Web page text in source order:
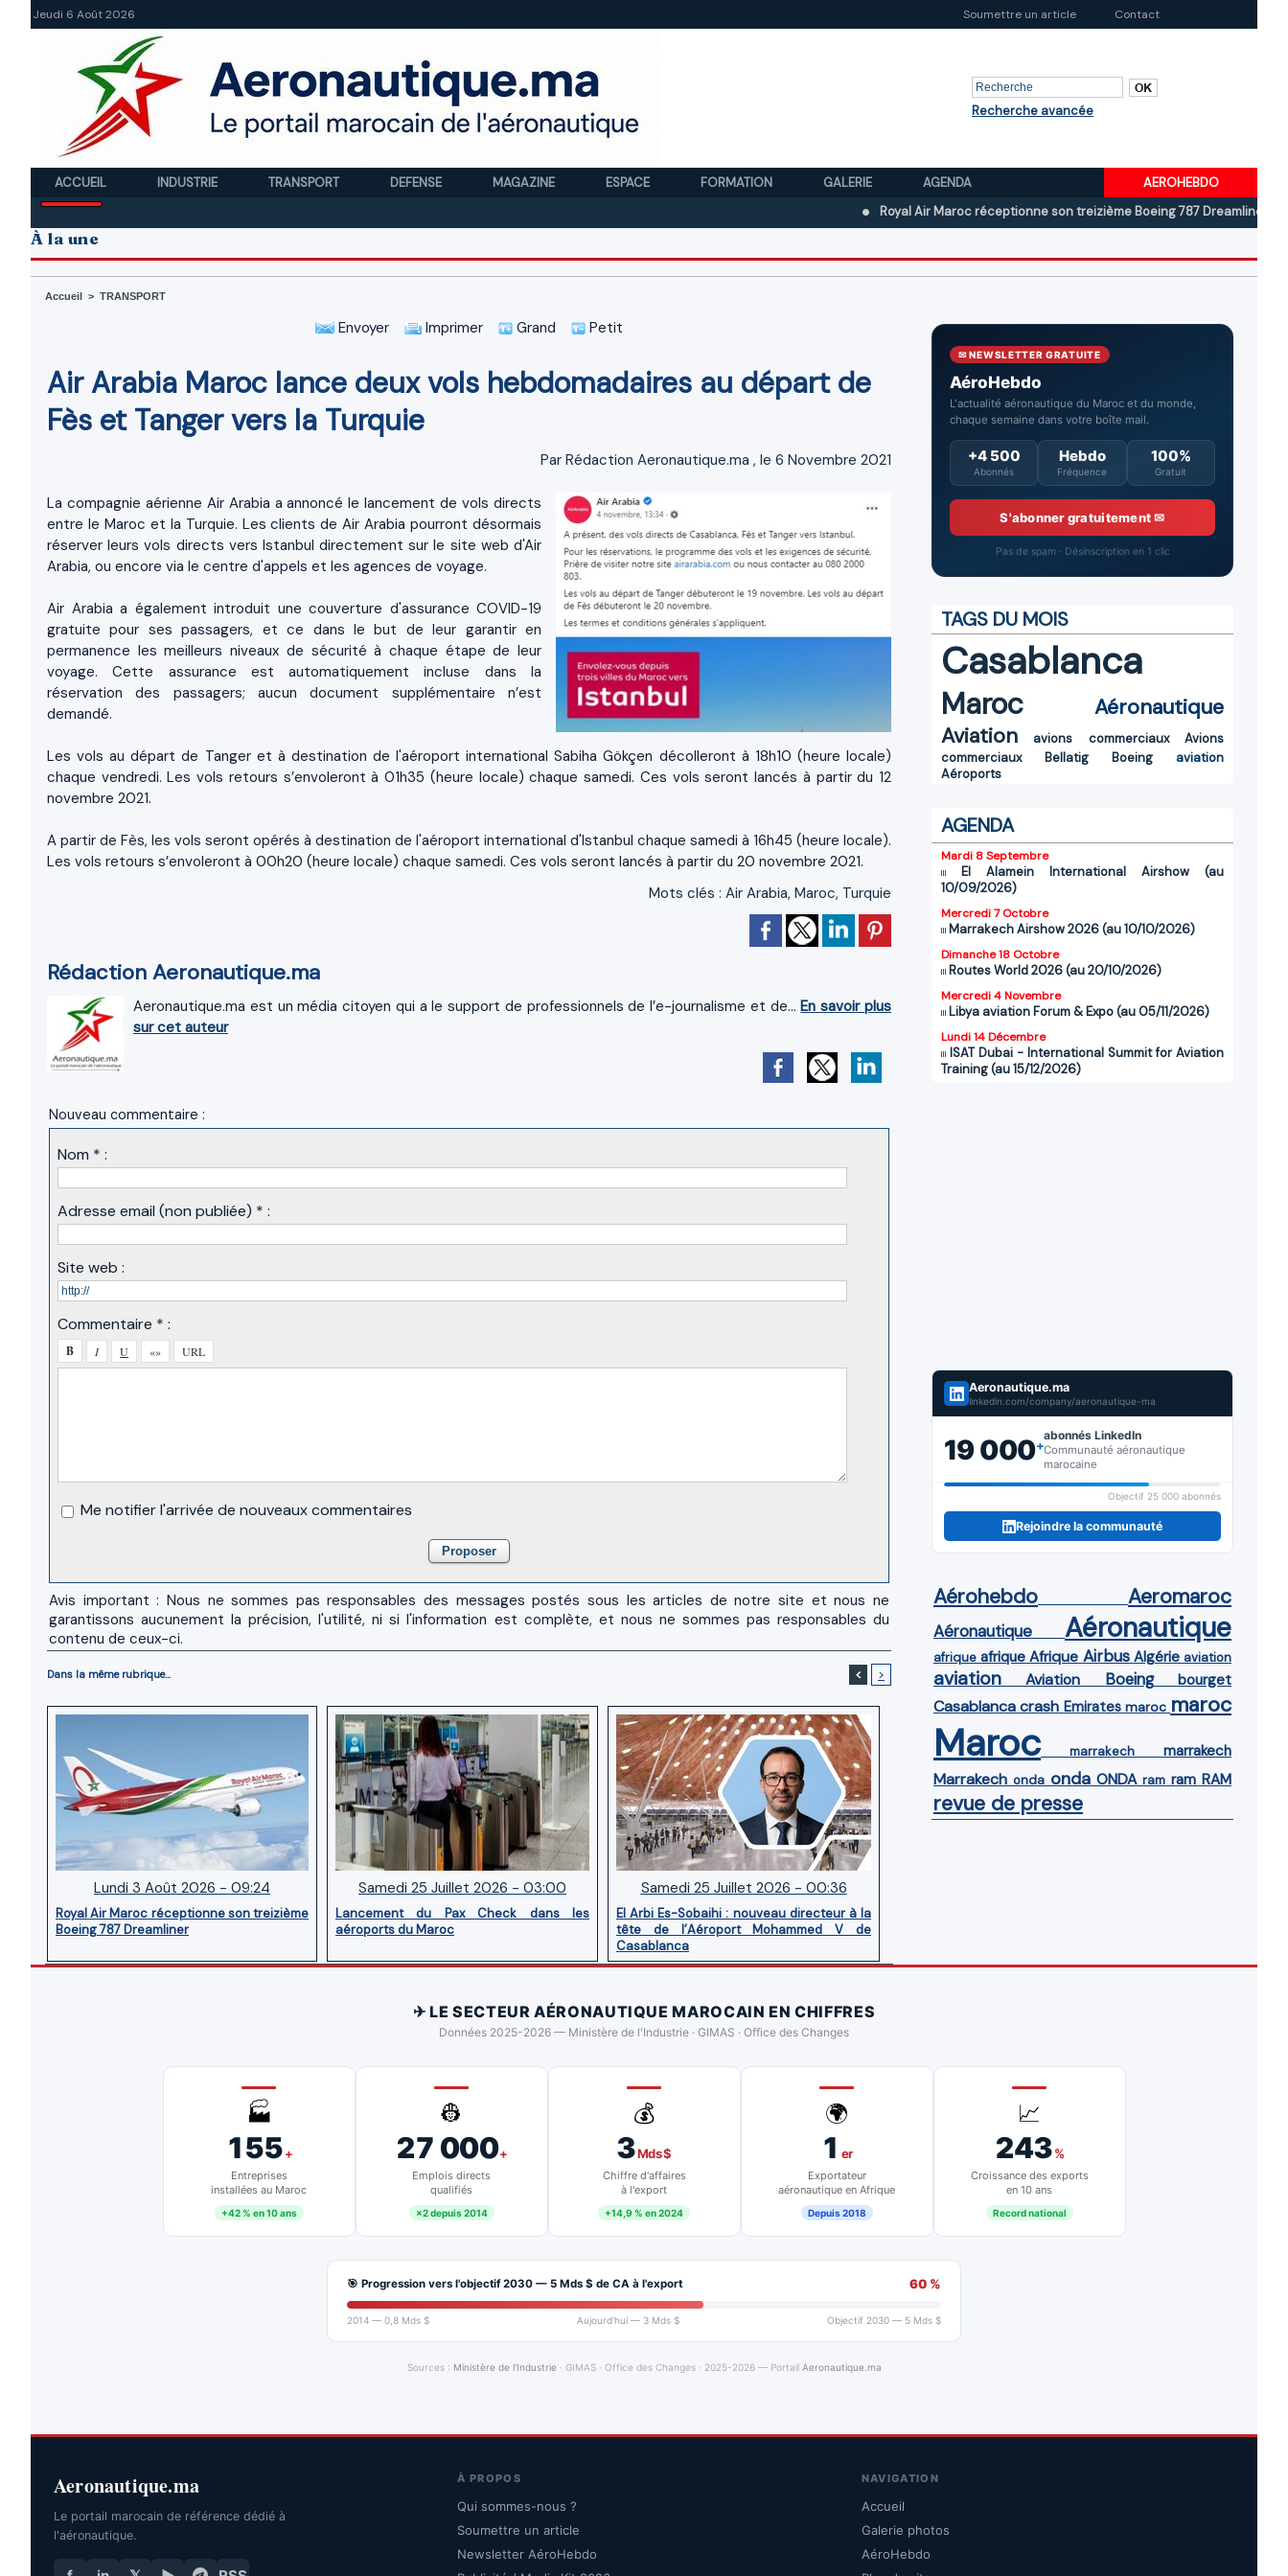
Jeudi 6 Août 2026 Soumettre un article Contact
Recherche avancée
ACCUEIL INDUSTRIE TRANSPORT DEFENSE MAGAZINE ESPACE FORMATION GALERIE AGENDA
AEROHEBDO
Royal Air Maroc réceptionne son treizième Boeing 787 Dreamliner
Boeing
À la une
Accueil > TRANSPORT
Envoyer Imprimer Grand Petit
Air Arabia Maroc lance deux vols hebdomadaires au départ de
Fès et Tanger vers la Turquie
Par Rédaction Aeronautique.ma , le 6 Novembre 2021
La compagnie aérienne Air Arabia a annoncé le lancement de vols directs
entre le Maroc et la Turquie. Les clients de Air Arabia pourront désormais
réserver leurs vols directs vers Istanbul directement sur le site web d'Air
Arabia, ou encore via le centre d'appels et les agences de voyage.
Air Arabia a également introduit une couverture d'assurance COVID-19
gratuite pour ses passagers, et ce dans le but de leur garantir en
permanence les meilleurs niveaux de sécurité à chaque étape de leur
voyage. Cette assurance est automatiquement incluse dans la
réservation des passagers; aucun document supplémentaire n’est
demandé.
Les vols au départ de Tanger et à destination de l'aéroport international Sabiha Gökçen décolleront à 18h10 (heure locale)
chaque vendredi. Les vols retours s’envoleront à 01h35 (heure locale) chaque samedi. Ces vols seront lancés à partir du 12
novembre 2021.
A partir de Fès, les vols seront opérés à destination de l'aéroport international d'Istanbul chaque samedi à 16h45 (heure locale).
Les vols retours s’envoleront à 00h20 (heure locale) chaque samedi. Ces vols seront lancés à partir du 20 novembre 2021.
Mots clés : Air Arabia, Maroc, Turquie
Rédaction Aeronautique.ma
Aeronautique.ma est un média citoyen qui a le support de professionnels de l’e-journalisme et de...En savoir plus
sur cet auteur
Nouveau commentaire :
Nom * :
Adresse email (non publiée) * :
Site web :
Commentaire * :
Me notifier l'arrivée de nouveaux commentaires
Avis important : Nous ne sommes pas responsables des messages postés sous les articles de notre site et nous ne
garantissons aucunement la précision, l'utilité, ni si l'information est complète, et nous ne sommes pas responsables du
contenu de ceux-ci.
Dans la même rubrique... < >
Lundi 3 Août 2026 - 09:24
Royal Air Maroc réceptionne son treizième
Boeing 787 Dreamliner
Samedi 25 Juillet 2026 - 03:00
Lancement du Pax Check dans les
aéroports du Maroc
Samedi 25 Juillet 2026 - 00:36
El Arbi Es-Sobaihi : nouveau directeur à la
tête de l’Aéroport Mohammed V de
Casablanca
✉ NEWSLETTER GRATUITE
AéroHebdo
L'actualité aéronautique du Maroc et du monde,
chaque semaine dans votre boîte mail.
+4 500
Abonnés
Hebdo
Fréquence
100%
Gratuit
S'abonner gratuitement ✉
Pas de spam · Désinscription en 1 clic
TAGS DU MOIS
Casablanca
Maroc
Aéronautique
Aviation
avions commerciaux
Avions
commerciaux
Bellatig Boeing
aviation
Aéroports
AGENDA
Mardi 8 Septembre
El Alamein International Airshow (au
10/09/2026)
Mercredi 7 Octobre
Marrakech Airshow 2026 (au 10/10/2026)
Dimanche 18 Octobre
Routes World 2026 (au 20/10/2026)
Mercredi 4 Novembre
Libya aviation Forum & Expo (au 05/11/2026)
Lundi 14 Décembre
ISAT Dubai - International Summit for Aviation
Training (au 15/12/2026)
Aeronautique.ma
linkedin.com/company/aeronautique-ma
19 000+
abonnés LinkedIn
Communauté aéronautique
marocaine
Objectif 25 000 abonnés
Rejoindre la communauté
Aérohebdo Aeromaroc
Aéronautique Aéronautique
afrique afrique Afrique Airbus Algérie aviation
aviation Aviation Boeing bourget
Casablanca crash Emirates maroc maroc
Maroc marrakech marrakech
Marrakech onda onda ONDA ram ram RAM
revue de presse
✈ LE SECTEUR AÉRONAUTIQUE MAROCAIN EN CHIFFRES
Données 2025-2026 — Ministère de l'Industrie · GIMAS · Office des Changes
🏭
155+
Entreprises
installées au Maroc
+42 % en 10 ans
👷
27 000+
Emplois directs
qualifiés
×2 depuis 2014
💰
3Mds $
Chiffre d'affaires
à l'export
+14,9 % en 2024
🌍
1 er
Exportateur
aéronautique en Afrique
Depuis 2018
📈
243%
Croissance des exports
en 10 ans
Record national
🎯 Progression vers l'objectif 2030 — 5 Mds $ de CA à l'export 60 %
2014 — 0,8 Mds $ Aujourd'hui — 3 Mds $ Objectif 2030 — 5 Mds $
Sources : Ministère de l'Industrie · GIMAS · Office des Changes · 2025-2026 — Portail Aeronautique.ma
Aeronautique.ma
Le portail marocain de référence dédié à
l'aéronautique.
À PROPOS
Qui sommes-nous ?
Soumettre un article
Newsletter AéroHebdo
NAVIGATION
Accueil
Galerie photos
AéroHebdo